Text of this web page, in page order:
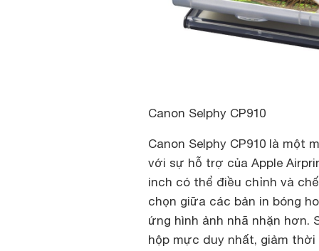
Canon Selphy CP910
Canon Selphy CP910 là một
với sự hỗ trợ của Apple
inch có thể điều chỉnh và
chọn giữa các bản in bóng
ứng hình ảnh nhã nhặn hơn.
hộp mực duy nhất, giảm